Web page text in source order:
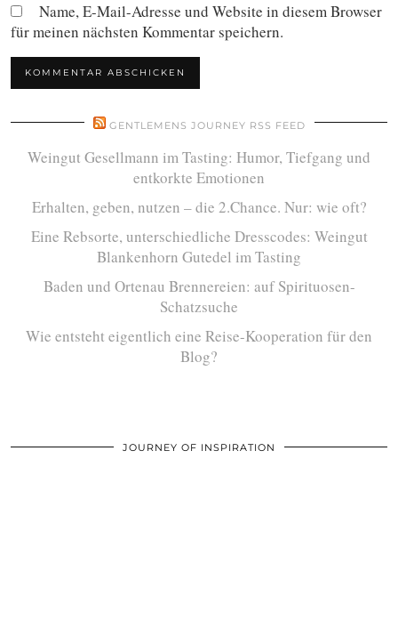
Name, E-Mail-Adresse und Website in diesem Browser
für meinen nächsten Kommentar speichern.
GENTLEMENS JOURNEY RSS FEED
Weingut Gesellmann im Tasting: Humor, Tiefgang und
entkorkte Emotionen
Erhalten, geben, nutzen – die 2.Chance. Nur: wie oft?
Eine Rebsorte, unterschiedliche Dresscodes: Weingut
Blankenhorn Gutedel im Tasting
Baden und Ortenau Brennereien: auf Spirituosen-
Schatzsuche
Wie entsteht eigentlich eine Reise-Kooperation für den
Blog?
JOURNEY OF INSPIRATION